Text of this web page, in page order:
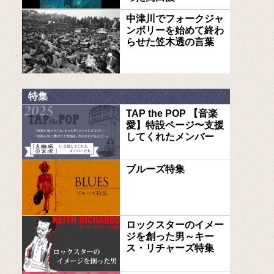
中津川でフォークジャ
ンボリーを始めて終わ
らせた笠木透の言葉
特集
TAP the POP 【音楽
愛】特設ページ〜支援
してくれたメンバー
ブルーズ特集
ロックスターのイメー
ジを創った男～キー
ス・リチャーズ特集